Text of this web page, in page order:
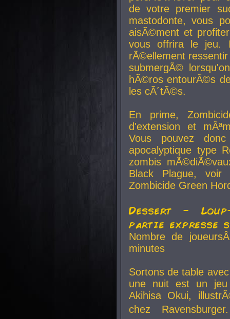
de votre premier
mastodonte, vous
aisÃ©ment et
vous offrira le jeu.
rÃ©ellement
submergÃ©
hÃ©ros entourÃ©s
les cÃ´tÃ©s.
En prime,
d'extension et
Vous pouvez
apocalyptique type
zombis
Black Plague,
Zombicide Green
Dessert -
partie expresse
Nombre de
minutes
Sortons de table
une nuit est un
Akihisa Okui,
chez